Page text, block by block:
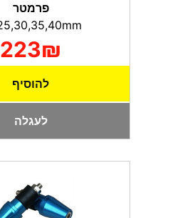
פרמטר
223₪
להוסיף
לעגלה